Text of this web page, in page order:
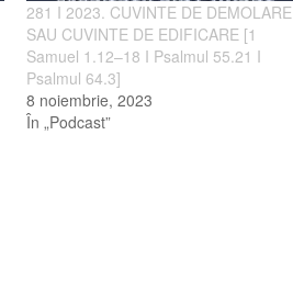
281 I 2023. CUVINTE DE DEMOLARE
SAU CUVINTE DE EDIFICARE [1
Samuel 1.12–18 I Psalmul 55.21 I
Psalmul 64.3]
8 noiembrie, 2023
În „Podcast”